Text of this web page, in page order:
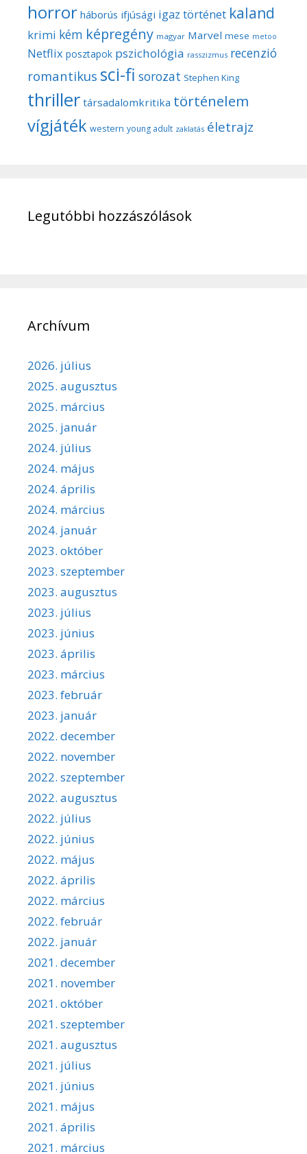
horror háborús ifjúsági igaz történet kaland
krimi kém képregény magyar Marvel mese metoo
Netflix posztapok pszichológia rasszizmus recenzió
romantikus sci-fi sorozat Stephen King
thriller társadalomkritika történelem
vígjáték western young adult zaklatás életrajz
Legutóbbi hozzászólások
Archívum
2026. július
2025. augusztus
2025. március
2025. január
2024. július
2024. május
2024. április
2024. március
2024. január
2023. október
2023. szeptember
2023. augusztus
2023. július
2023. június
2023. április
2023. március
2023. február
2023. január
2022. december
2022. november
2022. szeptember
2022. augusztus
2022. július
2022. június
2022. május
2022. április
2022. március
2022. február
2022. január
2021. december
2021. november
2021. október
2021. szeptember
2021. augusztus
2021. július
2021. június
2021. május
2021. április
2021. március